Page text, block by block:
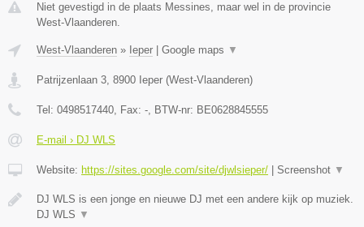
Niet gevestigd in de plaats Messines, maar wel in de provincie
West-Vlaanderen.
West-Vlaanderen » Ieper Google maps ▼
Patrijzenlaan 3, 8900 Ieper (West-Vlaanderen)
Tel: 0498517440, Fax: -, BTW-nr: BE0628845555
E-mail › DJ WLS
Website: https://sites.google.com/site/djwlsieper/ Screenshot ▼
DJ WLS is een jonge en nieuwe DJ met een andere kijk op muziek.
DJ WLS ▼